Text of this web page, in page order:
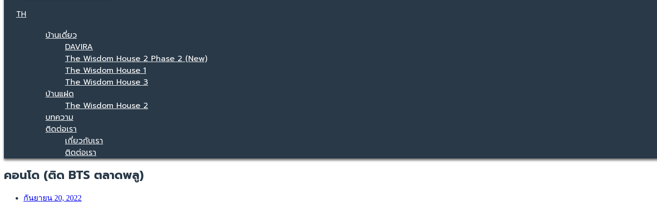
TH
บ้านเดี่ยว
DAVIRA
The Wisdom House 2 Phase 2 (New)
The Wisdom House 1
The Wisdom House 3
บ้านแฝด
The Wisdom House 2
บทความ
ติดต่อเรา
เกี่ยวกับเรา
ติดต่อเรา
คอนโด (ติด BTS ตลาดพลู)
กันยายน 20, 2022